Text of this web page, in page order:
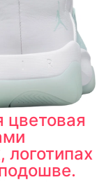
цветовая